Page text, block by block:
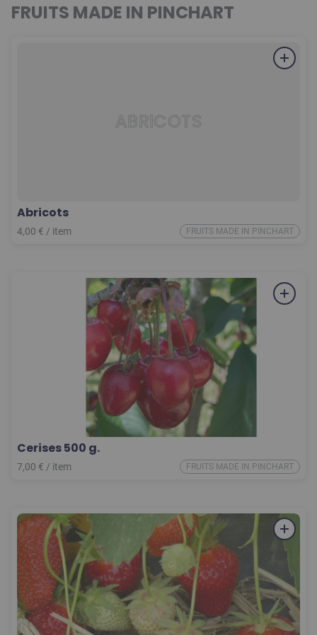
FRUITS MADE IN PINCHART
ABRICOTS
Abricots
4,00 € / item FRUITS MADE IN PINCHART
Cerises 500 g.
7,00 € / item FRUITS MADE IN PINCHART